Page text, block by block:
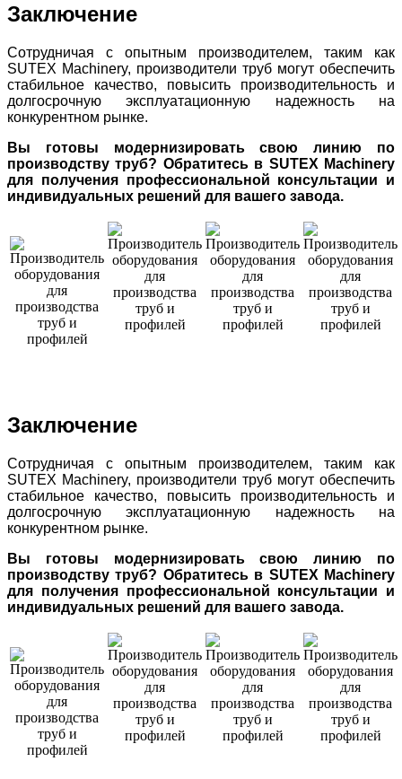
Заключение
Сотрудничая с опытным производителем, таким как
SUTEX Machinery, производители труб могут обеспечить
стабильное качество, повысить производительность и
долгосрочную эксплуатационную надежность на
конкурентном рынке.
Вы готовы модернизировать свою линию по
производству труб? Обратитесь в SUTEX Machinery
для получения профессиональной консультации и
индивидуальных решений для вашего завода.
Заключение
Сотрудничая с опытным производителем, таким как
SUTEX Machinery, производители труб могут обеспечить
стабильное качество, повысить производительность и
долгосрочную эксплуатационную надежность на
конкурентном рынке.
Вы готовы модернизировать свою линию по
производству труб? Обратитесь в SUTEX Machinery
для получения профессиональной консультации и
индивидуальных решений для вашего завода.